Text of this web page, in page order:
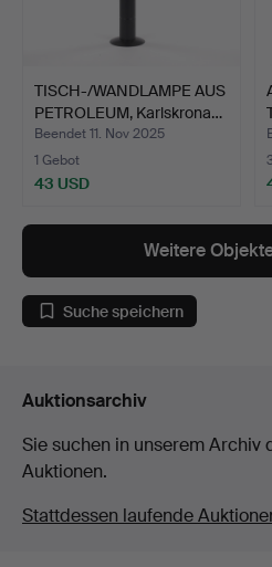
TISCH-/WANDLAMPE AUS
PETROLEUM, Karlskrona…
Beendet 11. Nov 2025
1 Gebot
43 USD
Weitere
Suche speichern
Auktionsarchiv
Sie suchen in unserem Archiv
Auktionen.
Stattdessen laufende